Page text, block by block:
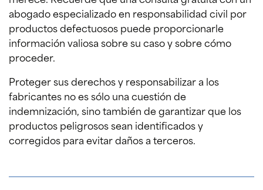
abogado especializado en responsabilidad civil por
productos defectuosos puede proporcionarle
información valiosa sobre su caso y sobre cómo
proceder.
Proteger sus derechos y responsabilizar a los
fabricantes no es sólo una cuestión de
indemnización, sino también de garantizar que los
productos peligrosos sean identificados y
corregidos para evitar daños a terceros.